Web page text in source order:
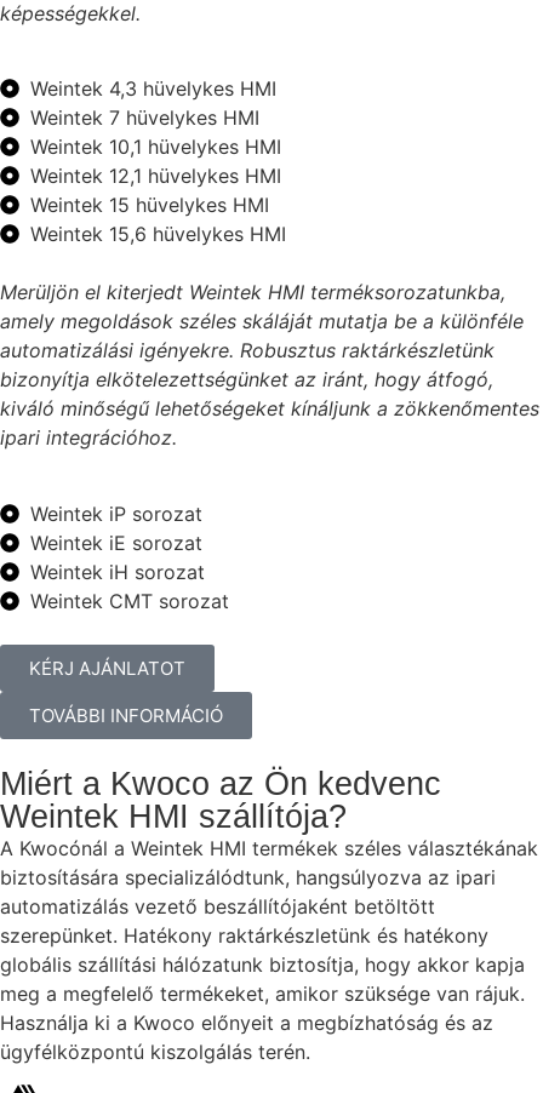
képességekkel.
Weintek 4,3 hüvelykes HMI
Weintek 7 hüvelykes HMI
Weintek 10,1 hüvelykes HMI
Weintek 12,1 hüvelykes HMI
Weintek 15 hüvelykes HMI
Weintek 15,6 hüvelykes HMI
Merüljön el kiterjedt Weintek HMI terméksorozatunkba,
amely megoldások széles skáláját mutatja be a különféle
automatizálási igényekre. Robusztus raktárkészletünk
bizonyítja elkötelezettségünket az iránt, hogy átfogó,
kiváló minőségű lehetőségeket kínáljunk a zökkenőmentes
ipari integrációhoz.
Weintek iP sorozat
Weintek iE sorozat
Weintek iH sorozat
Weintek CMT sorozat
KÉRJ AJÁNLATOT
TOVÁBBI INFORMÁCIÓ
Miért a Kwoco az Ön kedvenc
Weintek HMI szállítója?
A Kwocónál a Weintek HMI termékek széles választékának
biztosítására specializálódtunk, hangsúlyozva az ipari
automatizálás vezető beszállítójaként betöltött
szerepünket. Hatékony raktárkészletünk és hatékony
globális szállítási hálózatunk biztosítja, hogy akkor kapja
meg a megfelelő termékeket, amikor szüksége van rájuk.
Használja ki a Kwoco előnyeit a megbízhatóság és az
ügyfélközpontú kiszolgálás terén.